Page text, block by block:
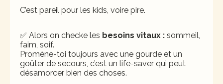
C’est pareil pour les kids, voire pire.
✅ Alors on checke les besoins vitaux : sommeil,
faim, soif.
Promène-toi toujours avec une gourde et un
goûter de secours, c’est un life-saver qui peut
désamorcer bien des choses.